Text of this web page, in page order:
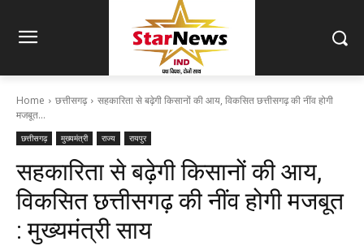
Home छत्तीसगढ़
सहकारिता से बढ़ेगी किसानों की आय, विकसित छत्तीसगढ़ की नींव होगी
मजबूत...
छत्तीसगढ़ मुख्यमंत्री राज्य रायपुर
सहकारिता से बढ़ेगी किसानों की आय,
विकसित छत्तीसगढ़ की नींव होगी मजबूत
: मुख्यमंत्री साय